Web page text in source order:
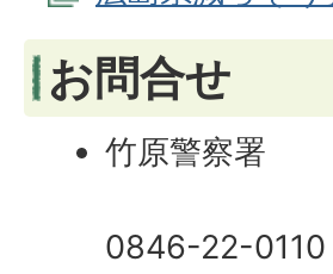
お問合せ
竹
0846-22-0110